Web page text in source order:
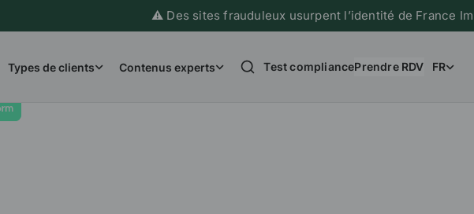
⚠️ Des sites frauduleux usurpent l’identité de France
Types de clients Contenus experts Test compliancePrendre RDV FR